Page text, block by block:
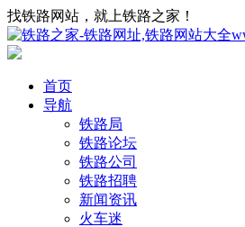
找铁路网站，就上铁路之家！
首页
导航
铁路局
铁路论坛
铁路公司
铁路招聘
新闻资讯
火车迷